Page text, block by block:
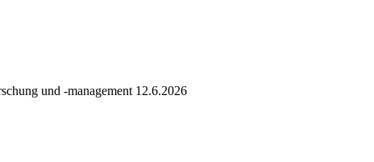
und -management 12.6.2026